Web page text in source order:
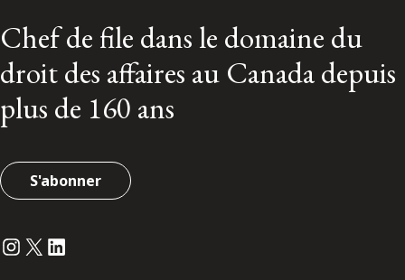
Chef de file dans le domaine du
droit des affaires au Canada depuis
plus de 160 ans
S'abonner
Instagram
Twitter
LinkedIn